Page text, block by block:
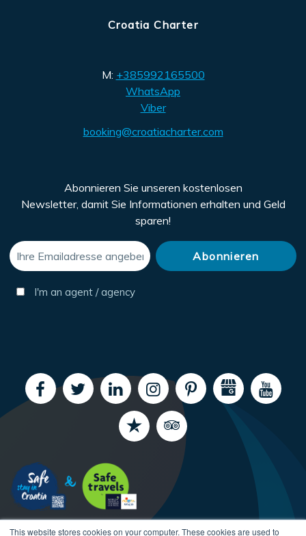
This website stores cookies on your computer. These cookies are used to
Croatia Charter
M: +385992165500
WhatsApp
Viber
booking@croatiacharter.com
Abonnieren Sie unseren kostenlosen
Newsletter, damit Sie Informationen erhalten und Geld
sparen!
I'm an agent / agency